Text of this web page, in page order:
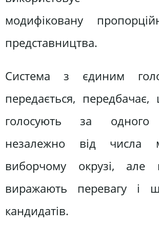
модифіковану
представництва.
Система з єдиним
передається,
голосують за одного
незалежно від числа
виборчому окрузі,
виражають перевагу і
кандидатів.